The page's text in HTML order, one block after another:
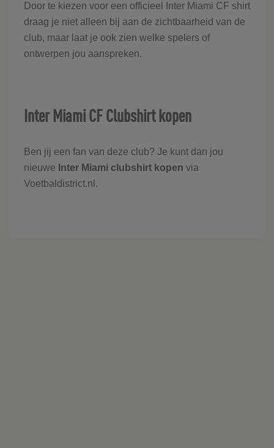
Door te kiezen voor een officieel Inter Miami CF shirt
draag je niet alleen bij aan de zichtbaarheid van de
club, maar laat je ook zien welke spelers of
ontwerpen jou aanspreken.
Inter Miami CF Clubshirt kopen
Ben jij een fan van deze club? Je kunt dan jou
nieuwe Inter Miami clubshirt kopen via
Voetbaldistrict.nl.